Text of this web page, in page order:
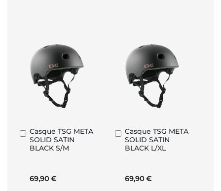
Casque TSG META
SOLID SATIN
BLACK S/M
69,90 €
Ajouter
au
panier
Casque TSG META
SOLID SATIN
BLACK L/XL
69,90 €
Ajouter
au
panier